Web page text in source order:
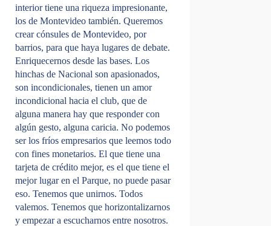
interior tiene una riqueza impresionante,
los de Montevideo también. Queremos
crear cónsules de Montevideo, por
barrios, para que haya lugares de debate.
Enriquecernos desde las bases. Los
hinchas de Nacional son apasionados,
son incondicionales, tienen un amor
incondicional hacia el club, que de
alguna manera hay que responder con
algún gesto, alguna caricia. No podemos
ser los fríos empresarios que leemos todo
con fines monetarios. El que tiene una
tarjeta de crédito mejor, es el que tiene el
mejor lugar en el Parque, no puede pasar
eso. Tenemos que unirnos. Todos
valemos. Tenemos que horizontalizarnos
y empezar a escucharnos entre nosotros.